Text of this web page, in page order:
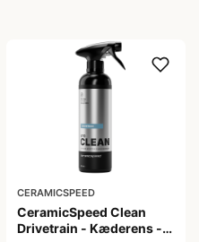
CERAMICSPEED
CeramicSpeed Clean
Drivetrain - Kæderens -